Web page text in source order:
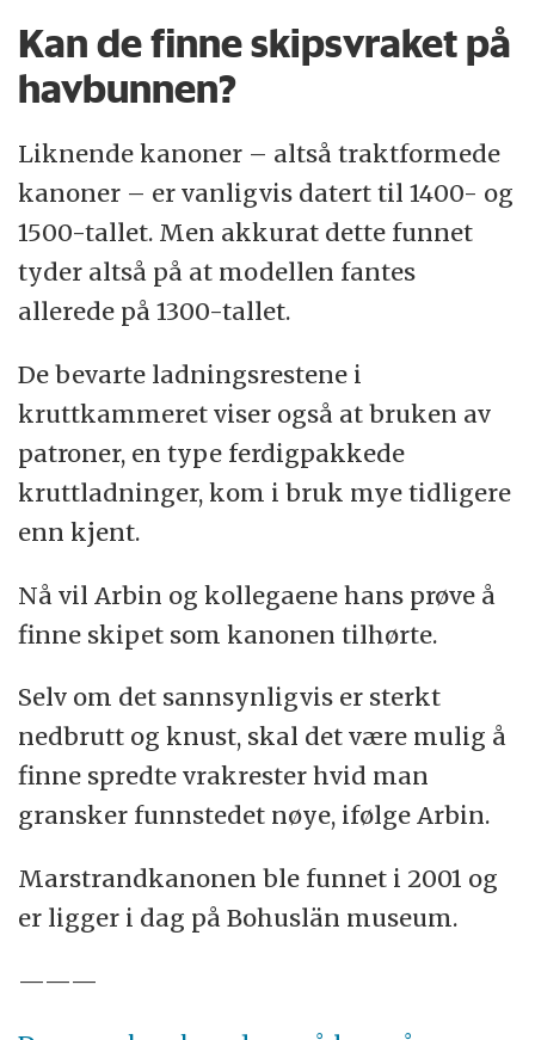
Kan de finne skipsvraket på
havbunnen?
Liknende kanoner – altså traktformede
kanoner – er vanligvis datert til 1400- og
1500-tallet. Men akkurat dette funnet
tyder altså på at modellen fantes
allerede på 1300-tallet.
De bevarte ladningsrestene i
kruttkammeret viser også at bruken av
patroner, en type ferdigpakkede
kruttladninger, kom i bruk mye tidligere
enn kjent.
Nå vil Arbin og kollegaene hans prøve å
finne skipet som kanonen tilhørte.
Selv om det sannsynligvis er sterkt
nedbrutt og knust, skal det være mulig å
finne spredte vrakrester hvid man
gransker funnstedet nøye, ifølge Arbin.
Marstrandkanonen ble funnet i 2001 og
er ligger i dag på Bohuslän museum.
———